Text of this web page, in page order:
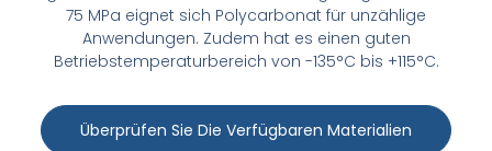
THERMOPLASTISCHE
DICHTUNGEN ›
75 MPa eignet sich Polycarbonat für unzählige
Anwendungen. Zudem hat es einen guten
Betriebstemperaturbereich von -135°C bis +115°C.
Überprüfen Sie Die Verfügbaren Materialien